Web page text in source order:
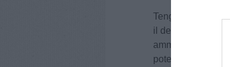
Tengo a ribadire
il debito di circa 2
amministrazioni
poteva magari